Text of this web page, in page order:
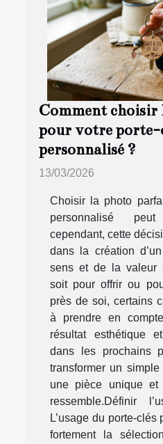
Comment choisir
pour votre porte-
personnalisé ?
13/03/2026
Choisir la photo
personnalisé
cependant, cette
dans la création
sens et de la valeur
soit pour offrir ou
près de soi, certains
à prendre en
résultat esthétique
dans les prochains
transformer un
une pièce unique et
ressemble.Définir
L’usage du porte-
fortement la